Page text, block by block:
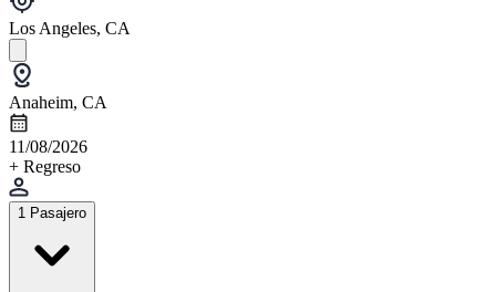
Los Angeles, CA
Anaheim, CA
11/08/2026
+ Regreso
1 Pasajero